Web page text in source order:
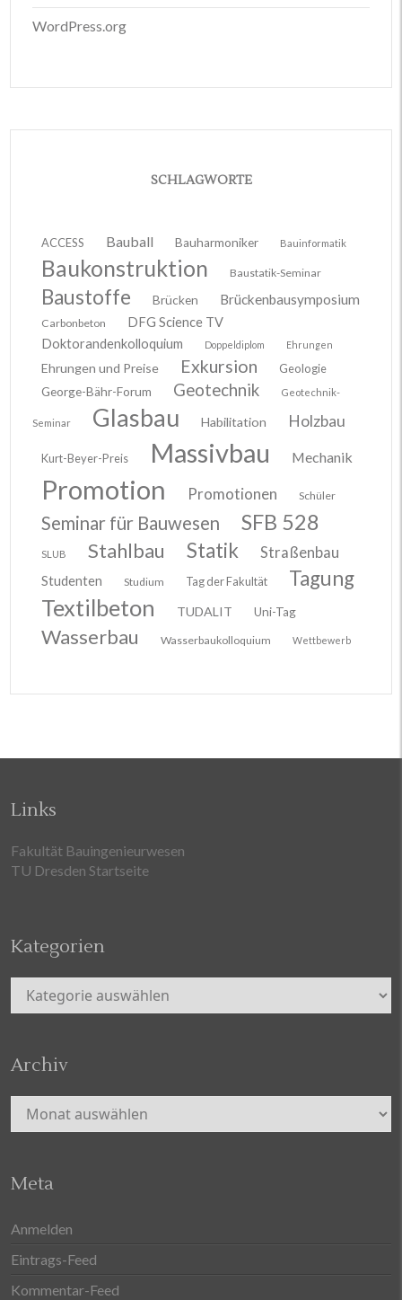
WordPress.org
SCHLAGWORTE
ACCESS Bauball Bauharmoniker Bauinformatik
Baukonstruktion Baustatik-Seminar
Baustoffe Brücken Brückenbausymposium
Carbonbeton
DFG Science TV
Doktorandenkolloquium
Doppeldiplom Ehrungen
Ehrungen und Preise Exkursion
Geologie
George-Bähr-Forum
Geotechnik Geotechnik-
Seminar Glasbau Habilitation Holzbau
Kurt-Beyer-Preis Massivbau Mechanik
Promotion Promotionen Schüler
Seminar für Bauwesen SFB 528
SLUB Stahlbau Statik Straßenbau
Studenten Studium Tag der Fakultät Tagung
Textilbeton TUDALIT Uni-Tag
Wasserbau Wasserbaukolloquium Wettbewerb
Links
Fakultät Bauingenieurwesen
TU Dresden Startseite
Kategorien
Kategorien
Archiv
Archiv
Meta
Anmelden
Eintrags-Feed
Kommentar-Feed